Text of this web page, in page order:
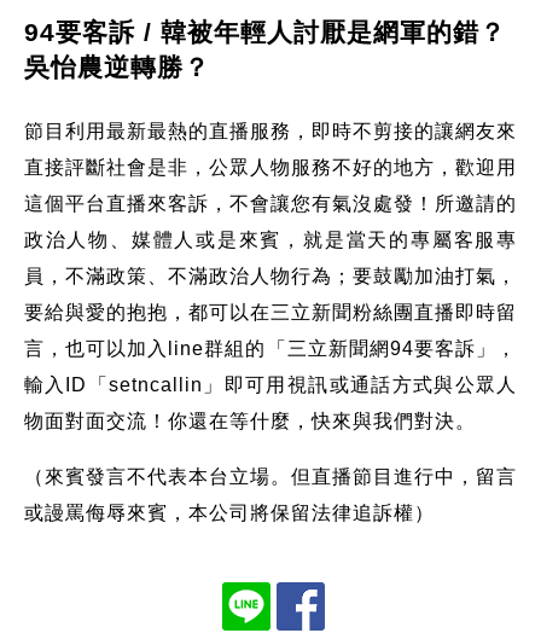
94要客訴 / 韓被年輕人討厭是網軍的錯？
吳怡農逆轉勝？
節目利用最新最熱的直播服務，即時不剪接的讓網友來
直接評斷社會是非，公眾人物服務不好的地方，歡迎用
這個平台直播來客訴，不會讓您有氣沒處發！所邀請的
政治人物、媒體人或是來賓，就是當天的專屬客服專
員，不滿政策、不滿政治人物行為；要鼓勵加油打氣，
要給與愛的抱抱，都可以在三立新聞粉絲團直播即時留
言，也可以加入line群組的「三立新聞網94要客訴」，
輸入ID「setncallin」即可用視訊或通話方式與公眾人
物面對面交流！你還在等什麼，快來與我們對決。
（來賓發言不代表本台立場。但直播節目進行中，留言
或謾罵侮辱來賓，本公司將保留法律追訴權）